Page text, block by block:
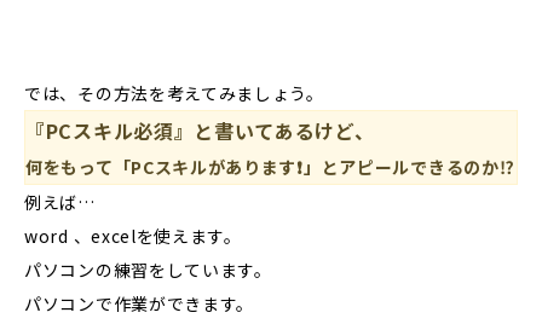
では、その方法を考えてみましょう。
『PCスキル必須』と書いてあるけど、
何をもって「PCスキルがあります❗️」とアピールできるのか⁉️
例えば…
word 、excelを使えます。
パソコンの練習をしています。
パソコンで作業ができます。